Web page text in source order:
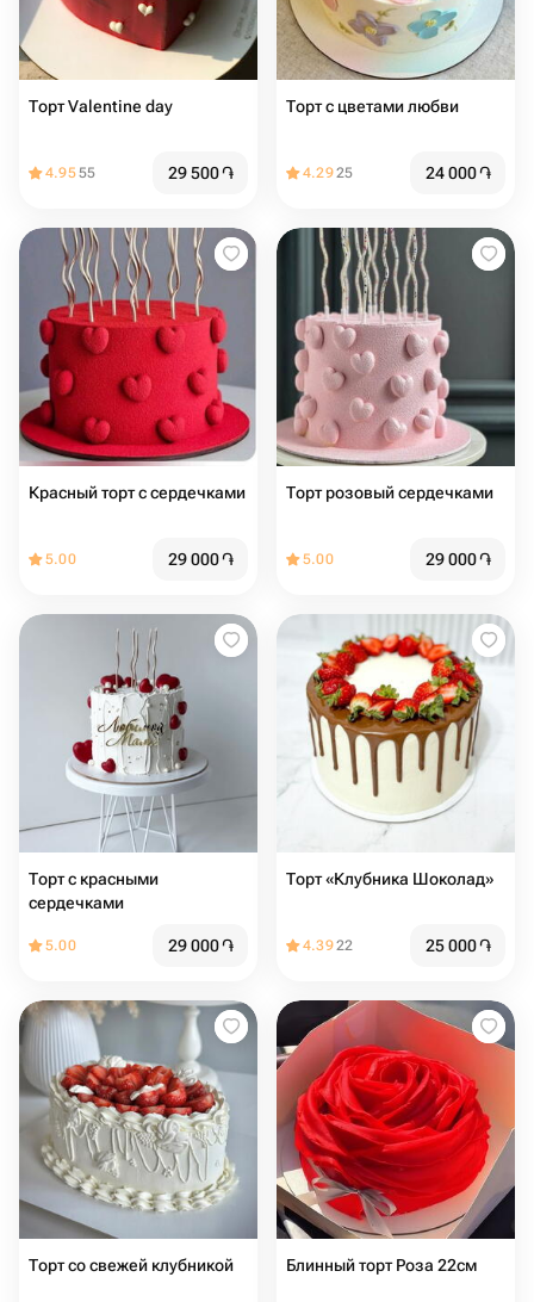
Торт Valentine day
4.9555 29 500֏
Торт с цветами любви
4.2925 24 000֏
Красный торт с сердечками
5.00 29 000֏
Торт розовый сердечками
5.00 29 000֏
Торт с красными
сердечками
5.00 29 000֏
Торт «Клубника Шоколад»
4.3922 25 000֏
Торт со свежей клубникой Блинный торт Роза 22см